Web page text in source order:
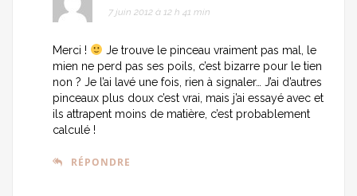
7 juin 2012 à 12 h 41 min
Merci !
Je trouve le pinceau vraiment pas mal, le
mien ne perd pas ses poils, c’est bizarre pour le tien
non ? Je l’ai lavé une fois, rien à signaler… J’ai d’autres
pinceaux plus doux c’est vrai, mais j’ai essayé avec et
ils attrapent moins de matière, c’est probablement
calculé !
RÉPONDRE